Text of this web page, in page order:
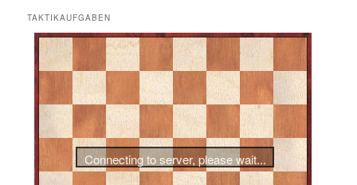
TAKTIKAUFGABEN